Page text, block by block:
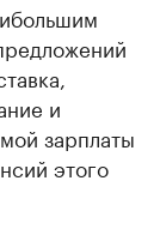
и
зарплаты
этого